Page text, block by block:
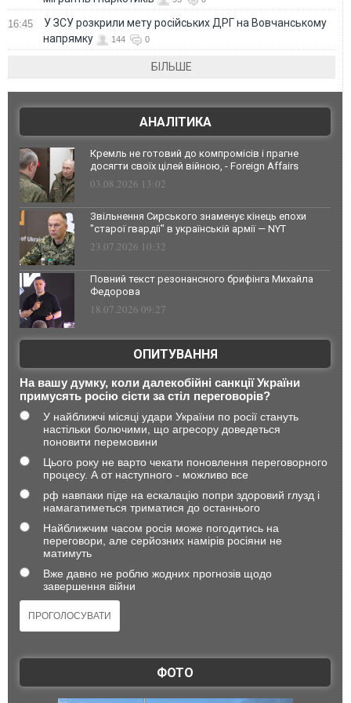
16:45
У ЗСУ розкрили мету російських ДРГ на Вовчанському
напрямку
144 0
БІЛЬШЕ
АНАЛІТИКА
Кремль не готовий до компромісів і прагне
досягти своїх цілей війною, - Foreign Affairs
03.08.2026 13:02
Звільнення Сирського знаменує кінець епохи
"старої гвардії" в українській армії — NYT
23.07.2026 10:32
Повний текст резонансного брифінга Михайла
Федорова
18.07.2026 09:27
ОПИТУВАННЯ
На вашу думку, коли далекобійні санкції України
примусять росію сісти за стіл переговорів?
У найближчі місяці удари України по росії стануть
настільки болючими, що агресору доведеться
поновити перемовини
Цього року не варто чекати поновлення переговорного
процесу. А от наступного - можливо все
рф навпаки піде на ескалацію попри здоровий глузд і
намагатиметься триматися до останнього
Найближчим часом росія може погодитись на
переговори, але серйозних намірів росіяни не
матимуть
Вже давно не роблю жодних прогнозів щодо
завершення війни
ФОТО